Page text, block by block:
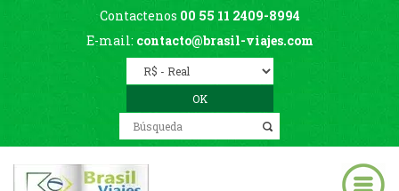
Contactenos 00 55 11 2409-8994
E-mail: contacto@brasil-viajes.com